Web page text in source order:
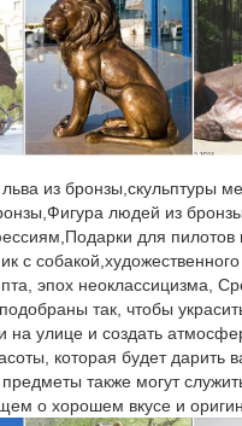
"Собака с букетом"
всего несколько
бразды правления, чтобы
благодатный период для
фигурки животных.
статьи. Символ Собаки.
подарки – статуэтка
изделие на сайте
магазина, нажав
года 2018 СОБАКА купить в
со щенками на золотых
из бронзы,скульптуры
людей из
для пилотов
с
эпох неоклассицизма,
так, чтобы
на улице и создать
которая будет дарить
также могут
о хорошем вкусе и